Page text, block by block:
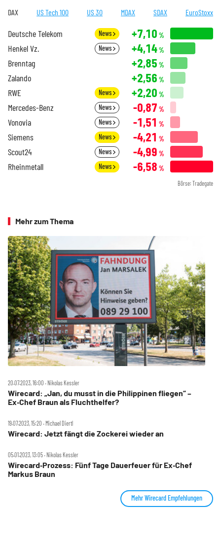
DAX US Tech 100 US 30 MDAX SDAX EuroStoxx
Deutsche Telekom News +7,10 %
Henkel Vz. News +4,14%
Brenntag +2,85 %
Zalando +2,56 %
RWE News +2,20 %
Mercedes-Benz News -0,87 %
Vonovia News -1,51 %
Siemens News -4,21 %
Scout24 News -4,99 %
Rheinmetall News -6,58 %
Börse: Tradegate
Mehr zum Thema
20.07.2023, 16:00 ‧ Nikolas Kessler
Wirecard: „Jan, du musst in die Philippinen fliegen“ –
Ex‑Chef Braun als Fluchthelfer?
19.07.2023, 15:20 ‧ Michael Diertl
Wirecard: Jetzt fängt die Zockerei wieder an
05.01.2023, 13:05 ‧ Nikolas Kessler
Wirecard‑Prozess: Fünf Tage Dauerfeuer für Ex‑Chef
Markus Braun
Mehr Wirecard Empfehlungen